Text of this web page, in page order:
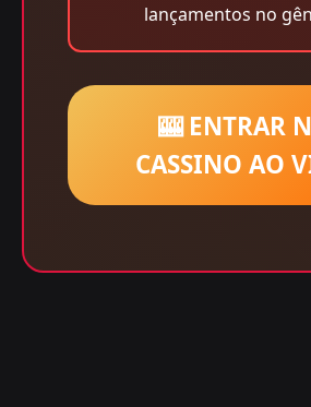
lançamentos no
🎰 ENTRAR
CASSINO AO